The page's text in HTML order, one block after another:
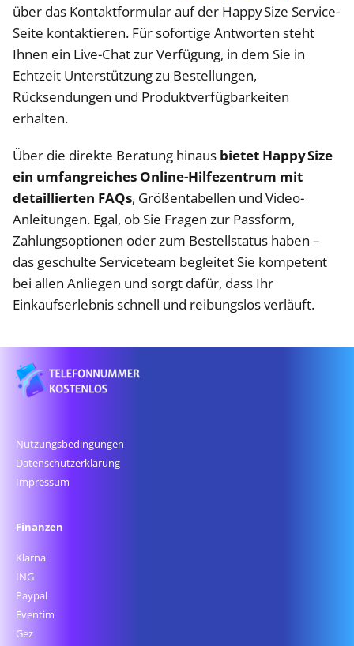
über das Kontaktformular auf der Happy Size Service-
Seite kontaktieren. Für sofortige Antworten steht
Ihnen ein Live-Chat zur Verfügung, in dem Sie in
Echtzeit Unterstützung zu Bestellungen,
Rücksendungen und Produktverfügbarkeiten
erhalten.
Über die direkte Beratung hinaus bietet Happy Size
ein umfangreiches Online-Hilfezentrum mit
detaillierten FAQs, Größentabellen und Video-
Anleitungen. Egal, ob Sie Fragen zur Passform,
Zahlungsoptionen oder zum Bestellstatus haben –
das geschulte Serviceteam begleitet Sie kompetent
bei allen Anliegen und sorgt dafür, dass Ihr
Einkaufserlebnis schnell und reibungslos verläuft.
Nutzungsbedingungen
Datenschutz­erklärung
Impressum
Finanzen
Klarna
ING
Paypal
Eventim
Gez